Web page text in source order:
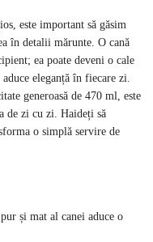
este important să găsim
în detalii mărunte. O cană
ea poate deveni o cale
eleganță în fiecare zi.
generoasă de 470 ml, este
de zi cu zi. Haideți să
o simplă servire de
și mat al canei aduce o